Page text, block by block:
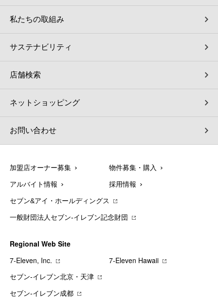
私たちの取組み
サステナビリティ
店舗検索
ネットショッピング
お問い合わせ
加盟店オーナー募集 物件募集・購入
アルバイト情報 採用情報
セブン&アイ・ホールディングス
一般財団法人セブン-イレブン記念財団
Regional Web Site
7‐Eleven, Inc.
7‐Eleven Hawaii
セブン‐イレブン北京・天津
セブン‐イレブン成都